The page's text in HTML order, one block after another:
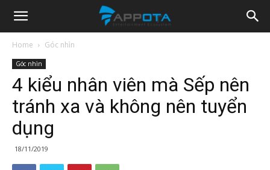
Appota
News
Home Góc nhìn
Góc nhìn
4 kiểu nhân viên mà Sếp nên
tránh xa và không nên tuyển
dụng
18/11/2019